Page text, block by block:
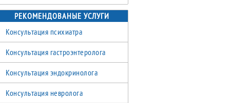
ЗАКРЕВСКАЯ
Оксана Валерьевна
Врач эндокринолог первой категории
СТОГНИЙ
Наталья Викторовна
Эндокринолог
ЩЕРБИНИНА
Марина Борисовна
Врач гастроэнтеролог
РЕКОМЕНДОВАНЫЕ УСЛУГИ
Консультация психиатра
Консультация гастроэнтеролога
Консультация эндокринолога
Консультация невролога